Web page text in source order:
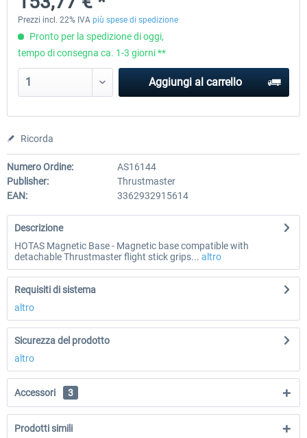
153,77 € *
Prezzi incl. 22% IVA più spese di spedizione
Pronto per la spedizione di oggi,
tempo di consegna ca. 1-3 giorni **
Aggiungi al carrello
Ricorda
Numero Ordine:
AS16144
Publisher:
Thrustmaster
EAN:
3362932915614
Descrizione
HOTAS Magnetic Base - Magnetic base compatible with
detachable Thrustmaster flight stick grips... altro
Requisiti di sistema
altro
Sicurezza del prodotto
altro
Accessori 3
Prodotti simili